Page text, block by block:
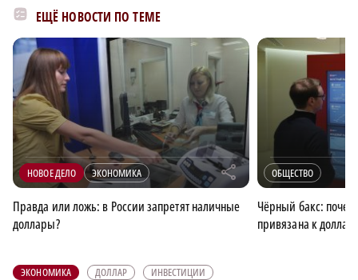
ЕЩЁ НОВОСТИ ПО ТЕМЕ
НОВОЕ ДЕЛО ЭКОНОМИКА r
Правда или ложь: в России запретят наличные
доллары?
ОБЩЕСТВО
Чёрный бакс:
привязана к
ЭКОНОМИКА ДОЛЛАР ИНВЕСТИЦИИ